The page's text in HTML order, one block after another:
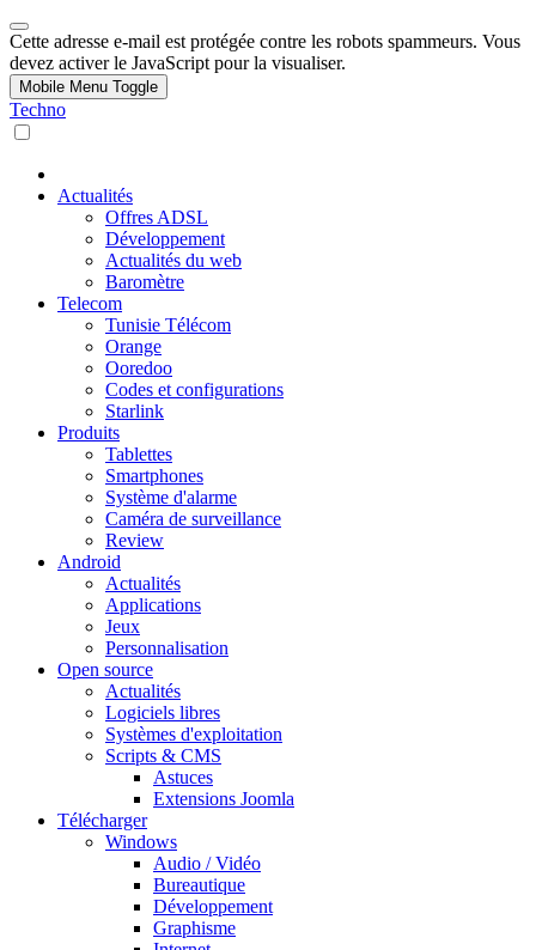
Cette adresse e-mail est protégée contre les robots spammeurs. Vous
devez activer le JavaScript pour la visualiser.
Mobile Menu Toggle
Techno
Actualités
Offres ADSL
Développement
Actualités du web
Baromètre
Telecom
Tunisie Télécom
Orange
Ooredoo
Codes et configurations
Starlink
Produits
Tablettes
Smartphones
Système d'alarme
Caméra de surveillance
Review
Android
Actualités
Applications
Jeux
Personnalisation
Open source
Actualités
Logiciels libres
Systèmes d'exploitation
Scripts & CMS
Astuces
Extensions Joomla
Télécharger
Windows
Audio / Vidéo
Bureautique
Développement
Graphisme